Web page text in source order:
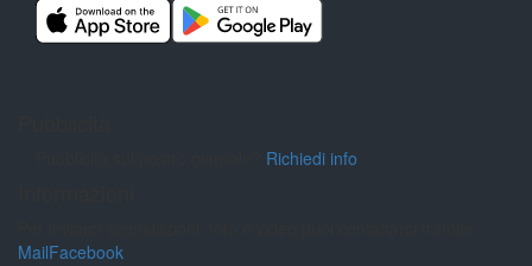
Richiedi info
MailFacebook